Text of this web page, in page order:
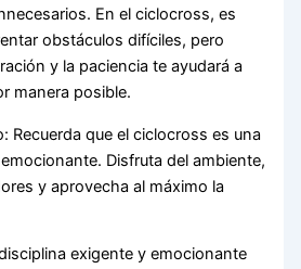
En el ciclocross, es
obstáculos difíciles, pero
y la paciencia te ayudará a
manera posible.
Recuerda que el ciclocross es una
Disfruta del ambiente,
y aprovecha al máximo la
exigente y emocionante